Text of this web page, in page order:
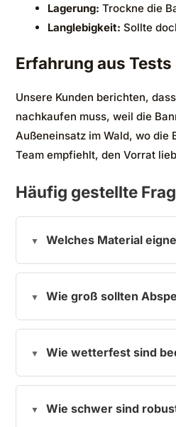
Lagerung: Trockne die
Langlebigkeit: Sollte
Erfahrung aus
Unsere Kunden berichten,
nachkaufen muss, weil die
Außeneinsatz im Wald, wo
Team empfiehlt, den Vorrat
Häufig gestellte
Welches Material
Wie groß sollten
Wie wetterfest sind
Wie schwer sind